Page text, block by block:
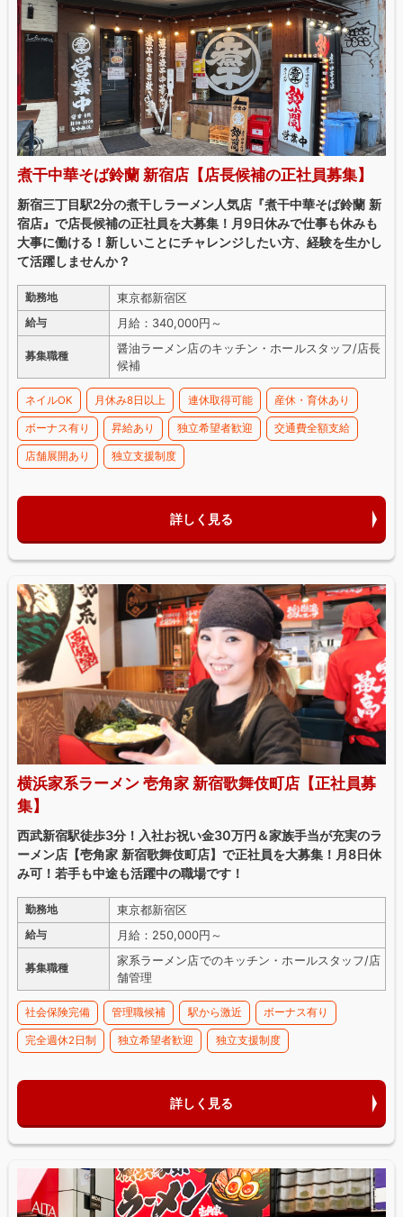
煮干中華そば鈴蘭 新宿店【店長候補の正社員募集】
新宿三丁目駅2分の煮干しラーメン人気店『煮干中華そば鈴蘭 新
宿店』で店長候補の正社員を大募集！月9日休みで仕事も休みも
大事に働ける！新しいことにチャレンジしたい方、経験を生かし
て活躍しませんか？
勤務地 東京都新宿区
給与 月給：340,000円～
募集職種
醤油ラーメン店のキッチン・ホールスタッフ/店長
候補
ネイルOK 月休み8日以上 連休取得可能 産休・育休あり
ボーナス有り 昇給あり 独立希望者歓迎 交通費全額支給
店舗展開あり 独立支援制度
詳しく見る
横浜家系ラーメン 壱角家 新宿歌舞伎町店【正社員募
集】
西武新宿駅徒歩3分！入社お祝い金30万円＆家族手当が充実のラ
ーメン店【壱角家 新宿歌舞伎町店】で正社員を大募集！月8日休
み可！若手も中途も活躍中の職場です！
勤務地 東京都新宿区
給与 月給：250,000円～
募集職種
家系ラーメン店でのキッチン・ホールスタッフ/店
舗管理
社会保険完備 管理職候補 駅から激近 ボーナス有り
完全週休2日制 独立希望者歓迎 独立支援制度
詳しく見る